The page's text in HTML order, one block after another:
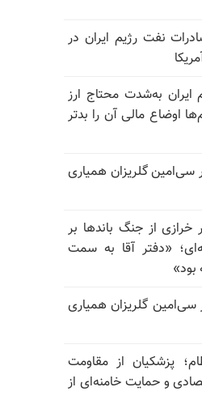
نفت رژیم ایران در
به‌شدت محتاج ارز
اوضاع مالی آن را بدتر
گلریزان همیاری
خرازی از جنگ باندها بر
«دفتر آقا به سمت
بود»
سی‌امین گلریزان همیاری
پزشکیان از مقاومت
و حمایت خامنه‌ای از